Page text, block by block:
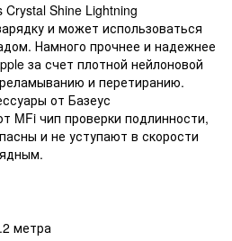
Shine Lightning
и может использоваться
Намного прочнее и надежнее
за счет плотной нейлоновой
и перетиранию.
от Базеус
MFi чип проверки подлинности,
и не уступают в скорости
метра